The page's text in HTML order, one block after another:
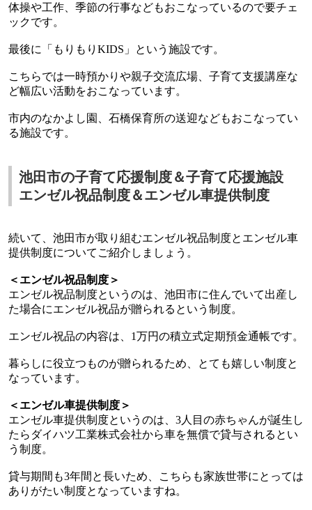
体操や工作、季節の行事などもおこなっているので要チェ
ックです。
最後に「もりもり KIDS 」という施設です。
こちらでは一時預かりや親子交流広場、子育て支援講座な
ど幅広い活動をおこなっています。
市内のなかよし園、石橋保育所の送迎などもおこなってい
る施設です。
池田市の子育て応援制度＆子育て応援施設
エンゼル祝品制度＆エンゼル車提供制度
続いて、池田市が取り組むエンゼル祝品制度とエンゼル車
提供制度についてご紹介しましょう。
＜エンゼル祝品制度＞
エンゼル祝品制度というのは、池田市に住んでいて出産し
た場合にエンゼル祝品が贈られるという制度。
エンゼル祝品の内容は、 1万円の積立式定期預金通帳です。
暮らしに役立つものが贈られるため、とても嬉しい制度と
なっています。
＜エンゼル車提供制度＞
エンゼル車提供制度というのは、 3人目の赤ちゃんが誕生し
たらダイハツ工業株式会社から車を無償で貸与されるとい
う制度。
貸与期間も3年間と長いため、こちらも家族世帯にとっては
ありがたい制度となっていますね。